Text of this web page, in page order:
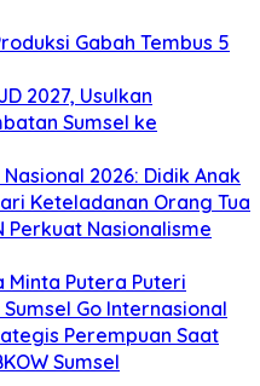
Gabah Tembus 5
2027, Usulkan
Sumsel ke
2026: Didik Anak
Keteladanan Orang Tua
Perkuat Nasionalisme
Minta Putera Puteri
Go Internasional
Perempuan Saat
Sumsel